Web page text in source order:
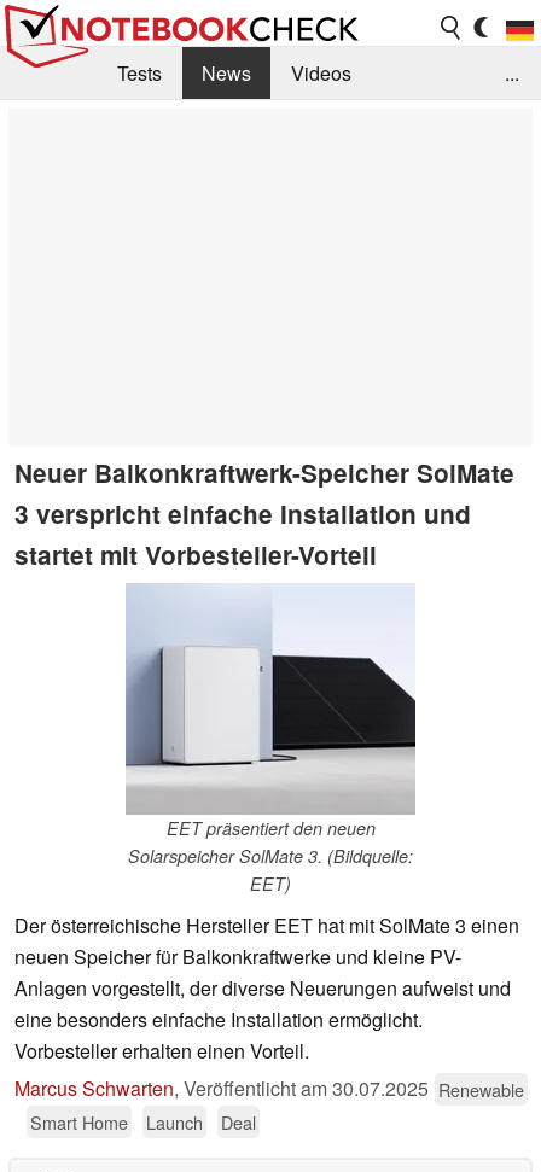
Tests News
Videos
...
Neuer Balkonkraftwerk-Speicher SolMate
3 verspricht einfache Installation und
startet mit Vorbesteller-Vorteil
EET präsentiert den neuen
Solarspeicher SolMate 3. (Bildquelle:
EET)
Der österreichische Hersteller EET hat mit SolMate 3 einen
neuen Speicher für Balkonkraftwerke und kleine PV-
Anlagen vorgestellt, der diverse Neuerungen aufweist und
eine besonders einfache Installation ermöglicht.
Vorbesteller erhalten einen Vorteil.
Marcus Schwarten, Veröffentlicht am30.07.2025 Renewable
Smart Home
Launch Deal